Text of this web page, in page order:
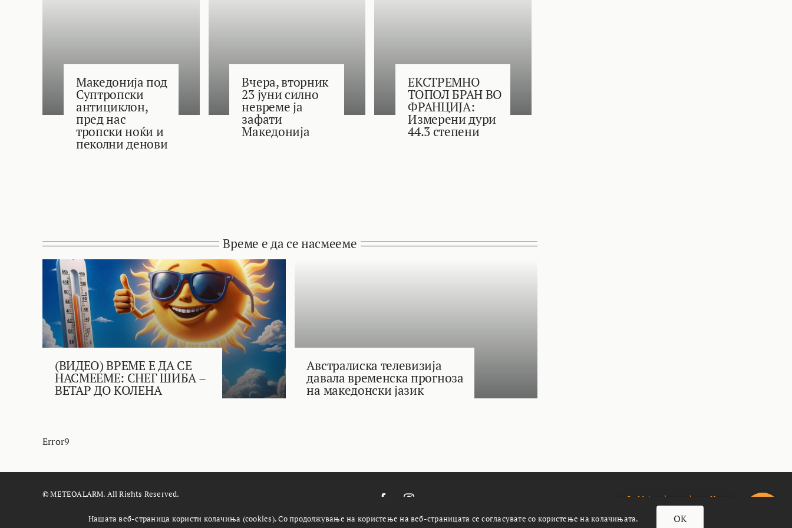
Македонија под
Суптропски
антициклон,
пред нас
тропски ноќи и
пеколни денови
Вчера, вторник
23 јуни силно
невреме ја
зафати
Македонија
ЕКСТРЕМНО
ТОПОЛ БРАН ВО
ФРАНЦИЈА:
Измерени дури
44.3 степени
Време е да се насмееме
(ВИДЕО) ВРЕМЕ Е ДА СЕ
НАСМЕЕМЕ: СНЕГ ШИБА –
ВЕТАР ДО КОЛЕНА
Австралиска телевизија
давала временска прогноза
на македонски јазик
Error9
© METEOALARM. All Rights Reserved.
За Meteoalarm.mk
Импресум
Нашата веб-страница користи колачиња (cookies). Со продолжување на користење на веб-страницата се согласувате со користење на колачињата.
OK
почасти кафенце☕️